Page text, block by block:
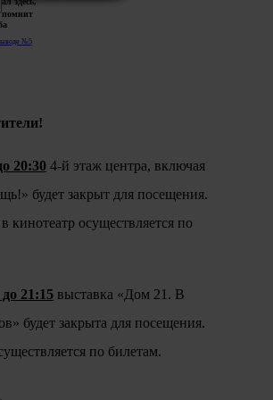
№5
помнит
20:30 4-й этаж центра, включая
будет закрыт для посещения.
кинотеатр осуществляется по
до 21:15 выставка «Дом 21. В
будет закрыта для посещения.
по билетам.